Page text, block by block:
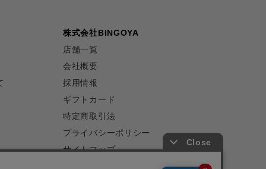
株式会社BINGOYA
店舗一覧
会社概要
採用情報
ギフトカード
特定商取引法
プライバシーポリシー
サイトマップ